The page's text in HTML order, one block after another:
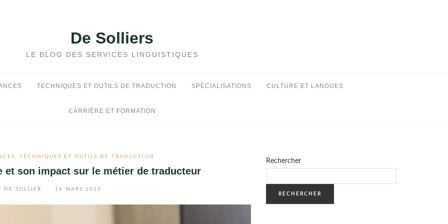
De Solliers
LE BLOG DES SERVICES LINGUISTIQUES
TECHNIQUES ET OUTILS DE TRADUCTION SPÉCIALISATIONS CULTURE ET LANGUES
CARRIÈRE ET FORMATION
,TECHNIQUES ET OUTILS DE TRADUCTION
et son impact sur le métier de traducteur
DE SOLLIER 14 MARS 2025
Rechercher
RECHERCHER